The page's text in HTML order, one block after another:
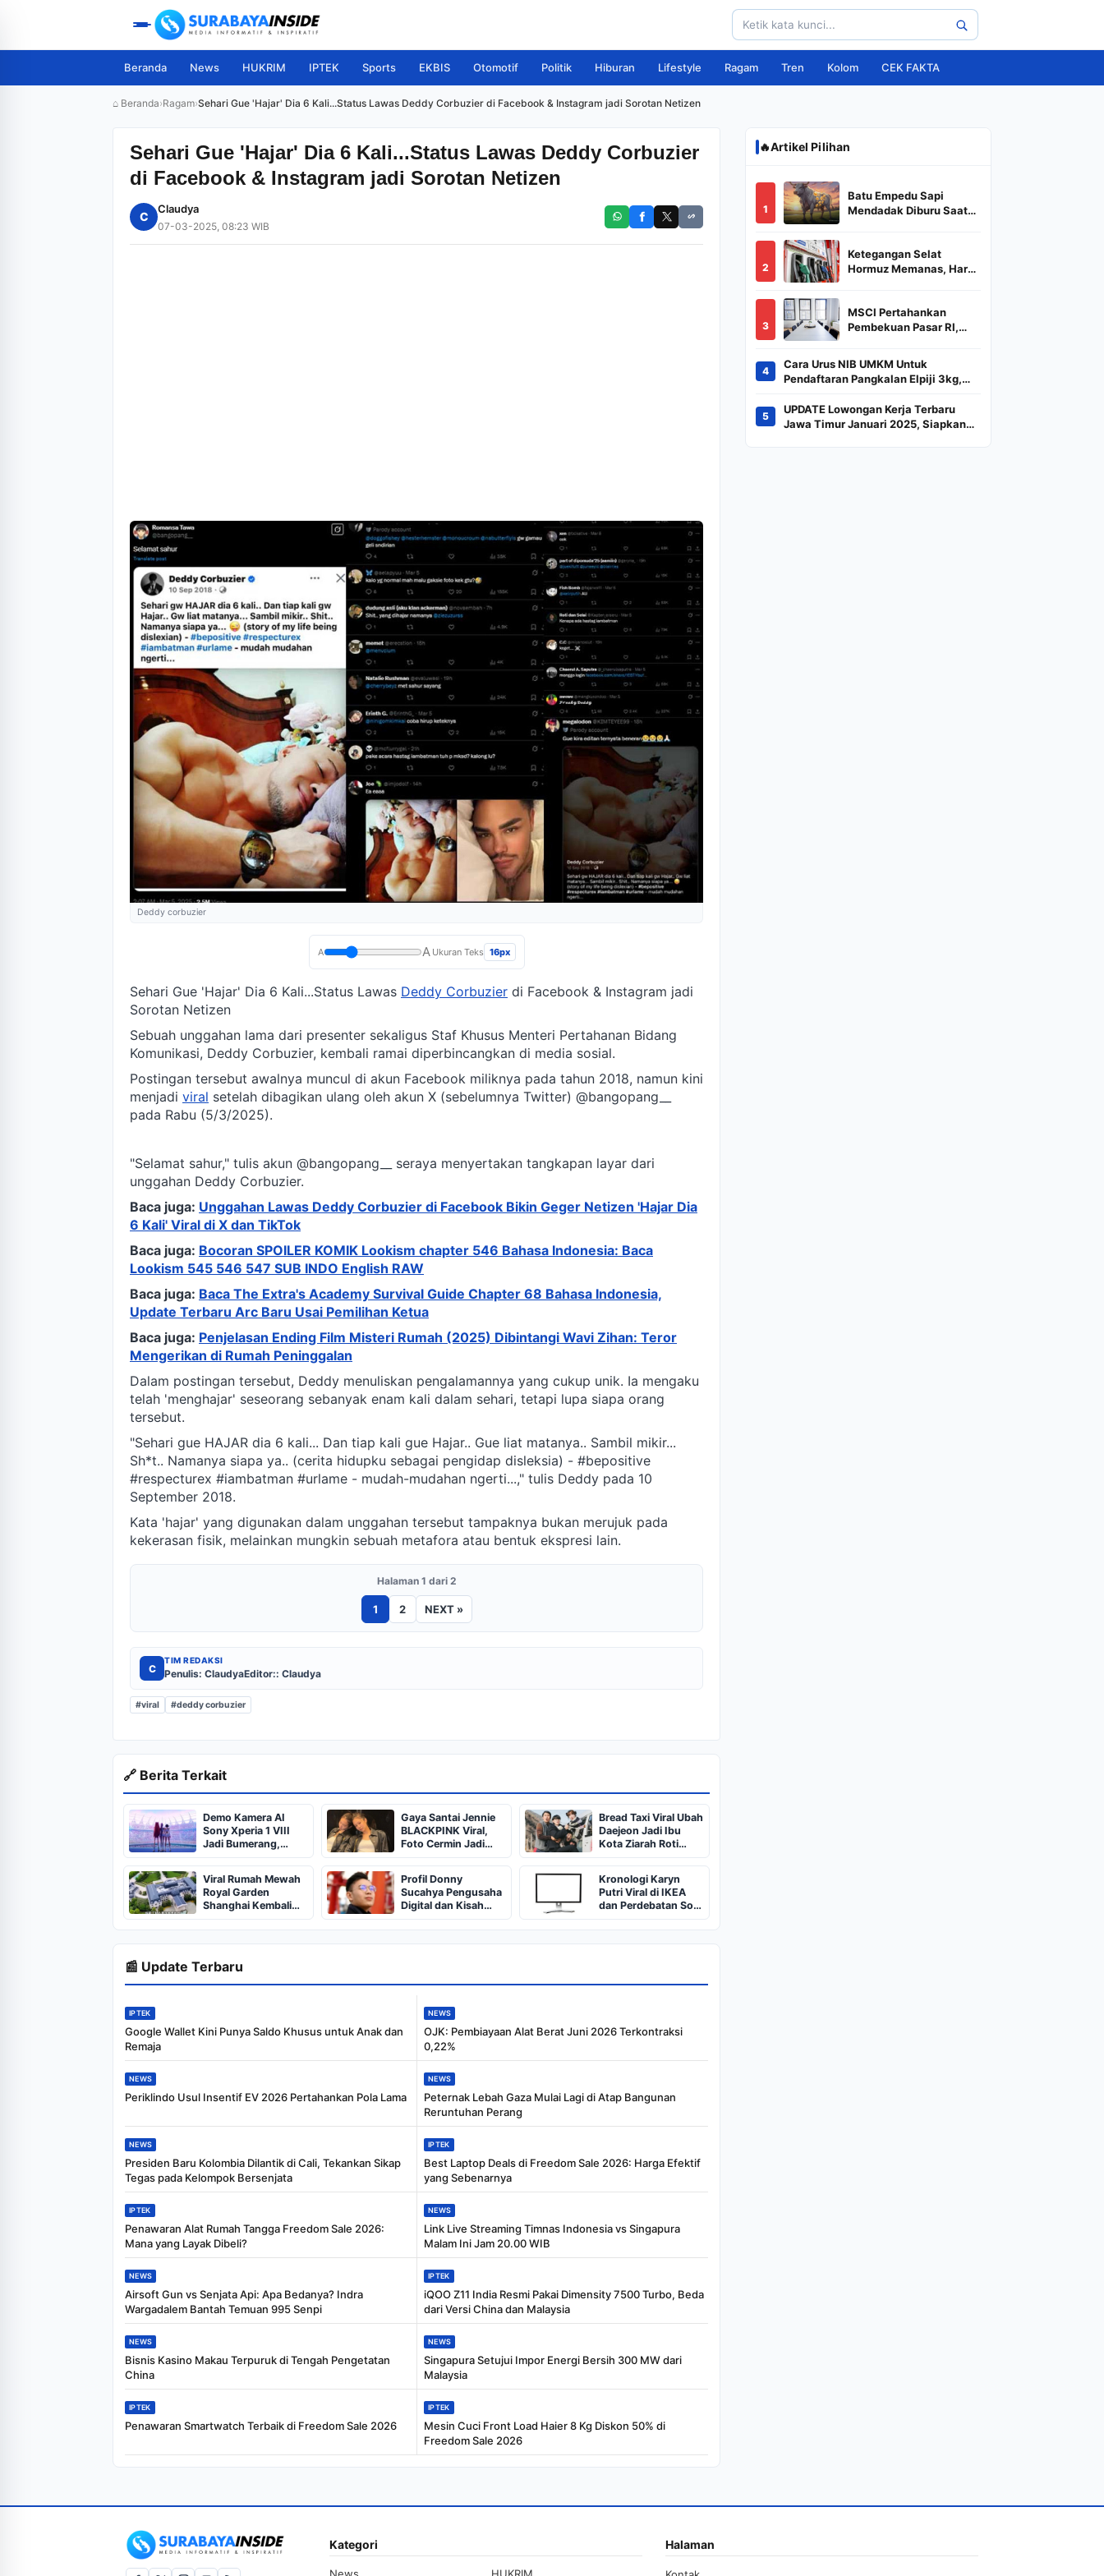
Beranda News HUKRIM IPTEK Sports EKBIS Otomotif Politik Hiburan Lifestyle Ragam Tren Kolom CEK FAKTA
⌂ Beranda›Ragam›Sehari Gue 'Hajar' Dia 6 Kali...Status Lawas Deddy Corbuzier di Facebook & Instagram jadi Sorotan Netizen
Sehari Gue 'Hajar' Dia 6 Kali...Status Lawas Deddy Corbuzier
di Facebook & Instagram jadi Sorotan Netizen
C
Claudya
07-03-2025, 08:23 WIB
Deddy corbuzier
A A Ukuran Teks 16px
Sehari Gue 'Hajar' Dia 6 Kali...Status Lawas Deddy Corbuzier di Facebook & Instagram jadi
Sorotan Netizen
Sebuah unggahan lama dari presenter sekaligus Staf Khusus Menteri Pertahanan Bidang
Komunikasi, Deddy Corbuzier, kembali ramai diperbincangkan di media sosial.
Postingan tersebut awalnya muncul di akun Facebook miliknya pada tahun 2018, namun kini
menjadi viral setelah dibagikan ulang oleh akun X (sebelumnya Twitter) @bangopang__
pada Rabu (5/3/2025).
"Selamat sahur," tulis akun @bangopang__ seraya menyertakan tangkapan layar dari
unggahan Deddy Corbuzier.
Baca juga: Unggahan Lawas Deddy Corbuzier di Facebook Bikin Geger Netizen 'Hajar Dia
6 Kali' Viral di X dan TikTok
Baca juga: Bocoran SPOILER KOMIK Lookism chapter 546 Bahasa Indonesia: Baca
Lookism 545 546 547 SUB INDO English RAW
Baca juga: Baca The Extra's Academy Survival Guide Chapter 68 Bahasa Indonesia,
Update Terbaru Arc Baru Usai Pemilihan Ketua
Baca juga: Penjelasan Ending Film Misteri Rumah (2025) Dibintangi Wavi Zihan: Teror
Mengerikan di Rumah Peninggalan
Dalam postingan tersebut, Deddy menuliskan pengalamannya yang cukup unik. Ia mengaku
telah 'menghajar' seseorang sebanyak enam kali dalam sehari, tetapi lupa siapa orang
tersebut.
"Sehari gue HAJAR dia 6 kali... Dan tiap kali gue Hajar.. Gue liat matanya.. Sambil mikir...
Sh*t.. Namanya siapa ya.. (cerita hidupku sebagai pengidap disleksia) - #bepositive
#respecturex #iambatman #urlame - mudah-mudahan ngerti...," tulis Deddy pada 10
September 2018.
Kata 'hajar' yang digunakan dalam unggahan tersebut tampaknya bukan merujuk pada
kekerasan fisik, melainkan mungkin sebuah metafora atau bentuk ekspresi lain.
Halaman 1 dari 2
1 2 NEXT »
C
TIM REDAKSI
Penulis: ClaudyaEditor:: Claudya
#viral #deddy corbuzier
🔗 Berita Terkait
Demo Kamera AI
Sony Xperia 1 VIII
Jadi Bumerang,
Sampel Overexposed
Viral
Gaya Santai Jennie
BLACKPINK Viral,
Foto Cermin Jadi
Sorotan
Bread Taxi Viral Ubah
Daejeon Jadi Ibu
Kota Ziarah Roti
Korea
Viral Rumah Mewah
Royal Garden
Shanghai Kembali
Disorot, Spekulasi
Kepemilikan Taipan
Indonesia Menguat
Profil Donny
Sucahya Pengusaha
Digital dan Kisah
Pernikahannya
dengan Velia Christy
Kronologi Karyn
Putri Viral di IKEA
dan Perdebatan Soal
Etika Self Service
📰 Update Terbaru
IPTEK
Google Wallet Kini Punya Saldo Khusus untuk Anak dan
Remaja
NEWS
OJK: Pembiayaan Alat Berat Juni 2026 Terkontraksi
0,22%
NEWS
Periklindo Usul Insentif EV 2026 Pertahankan Pola Lama
NEWS
Peternak Lebah Gaza Mulai Lagi di Atap Bangunan
Reruntuhan Perang
NEWS
Presiden Baru Kolombia Dilantik di Cali, Tekankan Sikap
Tegas pada Kelompok Bersenjata
IPTEK
Best Laptop Deals di Freedom Sale 2026: Harga Efektif
yang Sebenarnya
IPTEK
Penawaran Alat Rumah Tangga Freedom Sale 2026:
Mana yang Layak Dibeli?
NEWS
Link Live Streaming Timnas Indonesia vs Singapura
Malam Ini Jam 20.00 WIB
NEWS
Airsoft Gun vs Senjata Api: Apa Bedanya? Indra
Wargadalem Bantah Temuan 995 Senpi
IPTEK
iQOO Z11 India Resmi Pakai Dimensity 7500 Turbo, Beda
dari Versi China dan Malaysia
NEWS
Bisnis Kasino Makau Terpuruk di Tengah Pengetatan
China
NEWS
Singapura Setujui Impor Energi Bersih 300 MW dari
Malaysia
IPTEK
Penawaran Smartwatch Terbaik di Freedom Sale 2026
IPTEK
Mesin Cuci Front Load Haier 8 Kg Diskon 50% di
Freedom Sale 2026
🔥Artikel Pilihan
1
Batu Empedu Sapi
Mendadak Diburu Saat
Puluhan Juta
2
Ketegangan Selat
Hormuz Memanas, Harga
3
MSCI Pertahankan
Pembekuan Pasar RI,
Indeks
4
Cara Urus NIB UMKM Untuk
Pendaftaran Pangkalan Elpiji 3kg,
Kilogram
5
UPDATE Lowongan Kerja Terbaru
Jawa Timur Januari 2025, Siapkan
Kategori Halaman